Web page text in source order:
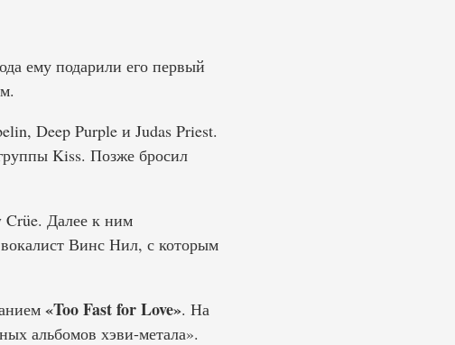
ему подарили его первый
Deep Purple и Judas Priest.
Kiss. Позже бросил
Crüe. Далее к ним
Винс Нил, с которым
«Too Fast for Love». На
альбомов хэви-метала».